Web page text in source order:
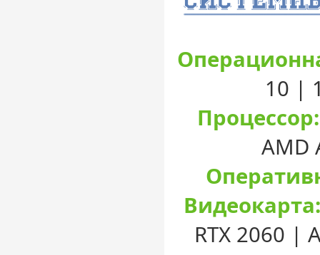
10 |
Процессор:
AMD
Видеокарта:
RTX 2060 |